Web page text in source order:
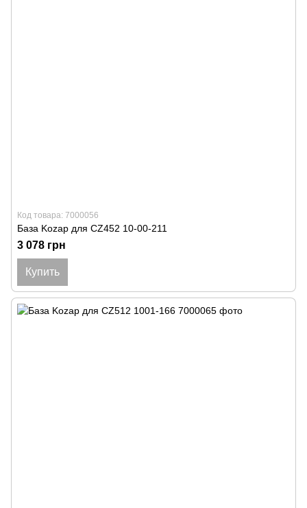
Код товара: 7000056
База Kozap для CZ452 10-00-211
3 078 грн
Купить